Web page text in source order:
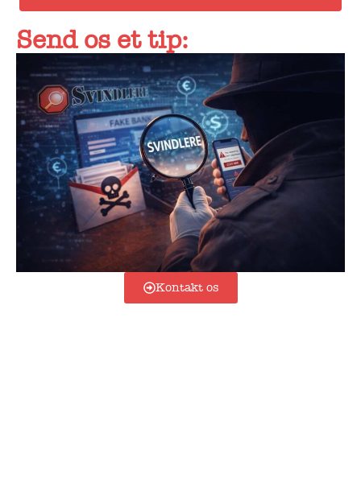
Send os et tip:
Kontakt os